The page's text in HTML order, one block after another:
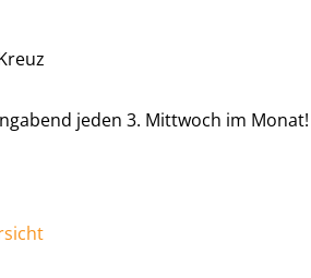
jeden 3. Mittwoch im Monat!